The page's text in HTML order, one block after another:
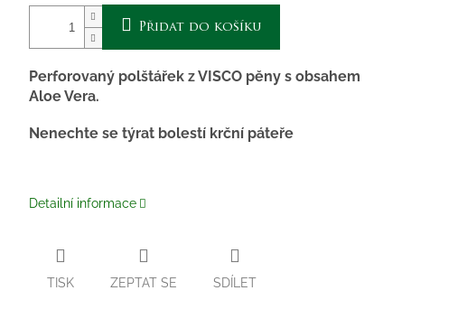
Přidat do košíku
Perforovaný polštářek z VISCO pěny s obsahem
Aloe Vera.
Nenechte se týrat bolestí krční páteře
Detailní informace
TISK ZEPTAT SE SDÍLET